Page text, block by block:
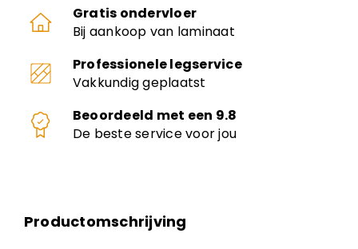
Gratis ondervloer
Bij aankoop van laminaat
Professionele legservice
Vakkundig geplaatst
Beoordeeld met een 9.8
De beste service voor jou
Productomschrijving